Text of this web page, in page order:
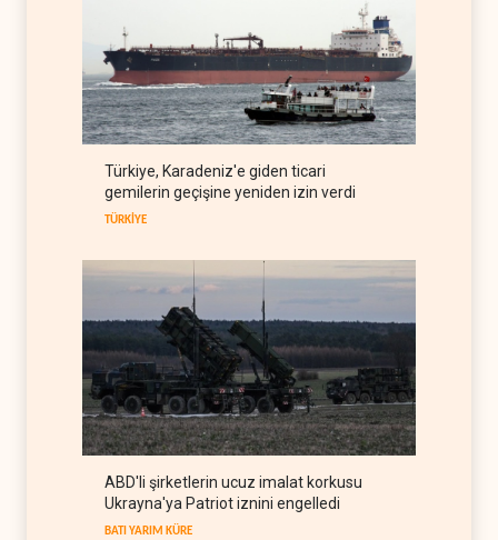
Yemen ordusu Suudi
güçlerinin Muha'daki askeri
depolarını vurdu
YEMEN 10 Ağustos 2026
Irak petrolü üzerindeki
hakimiyeti bitmeli
Türkiye, Karadeniz'e giden ticari
gemilerin geçişine yeniden izin verdi
TÜRKİYE
ABD'li şirketlerin ucuz imalat korkusu
Ukrayna'ya Patriot iznini engelledi
BATI YARIM KÜRE